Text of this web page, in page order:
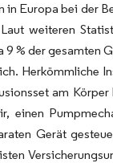
Europa bei der
weiteren
% der
Herkömmliche
am
Gerät